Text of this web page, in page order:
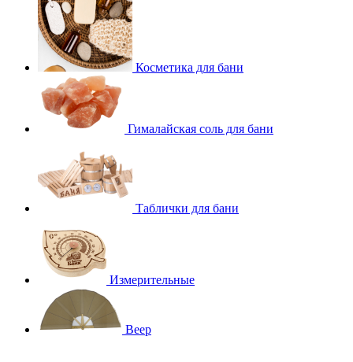
Косметика для бани
Гималайская соль для бани
Таблички для бани
Измерительные
Веер